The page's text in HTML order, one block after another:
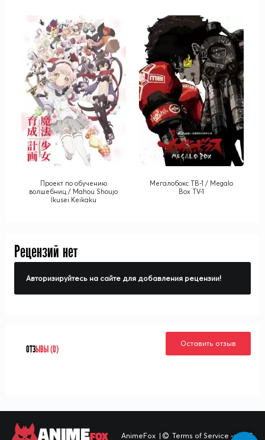
Проект по обучению
волшебниц / Mahou Shoujo
Ikusei Keikaku
Мегалобокс ТВ-1 / Megalo
Box TV-1
Рецензий нет
Авторизируйтесь на сайте для добавления рецензии!
ОТЗЫВЫ (0)
Оставить отзыв
ANIMEFOX AnimeFox | Terms of Service -> TOS